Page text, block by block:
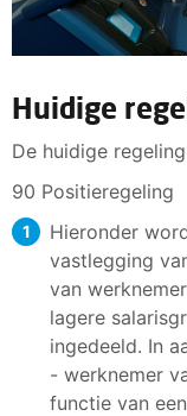
Huidige
De huidige
90 Positieregeling
Hieronder
vastlegging
van
lagere
ingedeeld. In
- werknemer
functie van